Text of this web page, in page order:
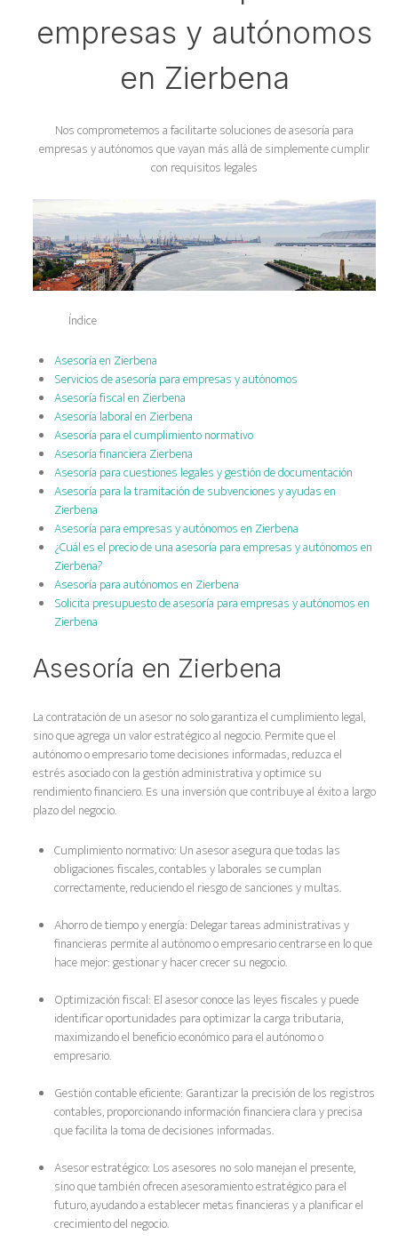
empresas y autónomos
en Zierbena
Nos comprometemos a facilitarte soluciones de asesoría para
empresas y autónomos que vayan más allá de simplemente cumplir
con requisitos legales
Índice
Asesoría en Zierbena
Servicios de asesoría para empresas y autónomos
Asesoría fiscal en Zierbena
Asesoría laboral en Zierbena
Asesoría para el cumplimiento normativo
Asesoría financiera Zierbena
Asesoría para cuestiones legales y gestión de documentación
Asesoría para la tramitación de subvenciones y ayudas en
Zierbena
Asesoría para empresas y autónomos en Zierbena
¿Cuál es el precio de una asesoría para empresas y autónomos en
Zierbena?
Asesoría para autónomos en Zierbena
Solicita presupuesto de asesoría para empresas y autónomos en
Zierbena
Asesoría en Zierbena
La contratación de un asesor no solo garantiza el cumplimiento legal,
sino que agrega un valor estratégico al negocio. Permite que el
autónomo o empresario tome decisiones informadas, reduzca el
estrés asociado con la gestión administrativa y optimice su
rendimiento financiero. Es una inversión que contribuye al éxito a largo
plazo del negocio.
Cumplimiento normativo: Un asesor asegura que todas las
obligaciones fiscales, contables y laborales se cumplan
correctamente, reduciendo el riesgo de sanciones y multas.
Ahorro de tiempo y energía: Delegar tareas administrativas y
financieras permite al autónomo o empresario centrarse en lo que
hace mejor: gestionar y hacer crecer su negocio.
Optimización fiscal: El asesor conoce las leyes fiscales y puede
identificar oportunidades para optimizar la carga tributaria,
maximizando el beneficio económico para el autónomo o
empresario.
Gestión contable eficiente: Garantizar la precisión de los registros
contables, proporcionando información financiera clara y precisa
que facilita la toma de decisiones informadas.
Asesor estratégico: Los asesores no solo manejan el presente,
sino que también ofrecen asesoramiento estratégico para el
futuro, ayudando a establecer metas financieras y a planificar el
crecimiento del negocio.